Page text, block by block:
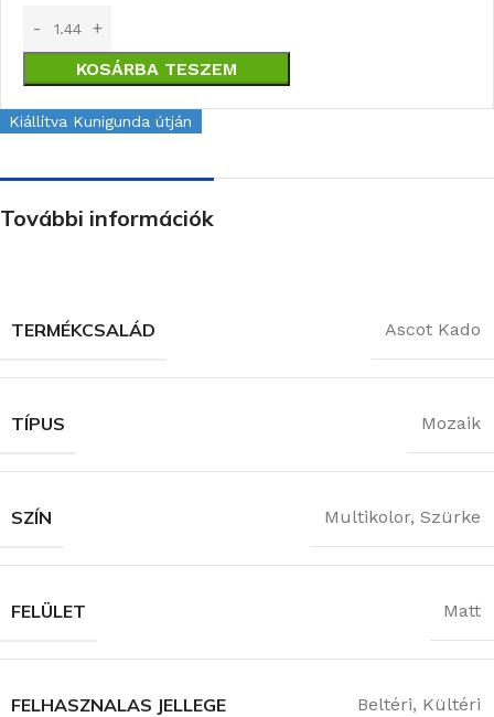
KOSÁRBA TESZEM
Kiállítva Kunigunda útján
További információk
TERMÉKCSALÁD Ascot Kado
TÍPUS Mozaik
SZÍN Multikolor, Szürke
FELÜLET Matt
FELHASZNALAS JELLEGE Beltéri, Kültéri